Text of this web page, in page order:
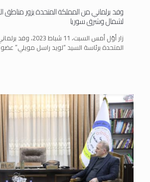
وفد برلماني من المملكة المتحدة يزور مناطق
لشمال وشرق سوريا
زار أوّل أمس السبت، 11
المتحدة برئاسة السيد “لويد راسل مويلي” عضو